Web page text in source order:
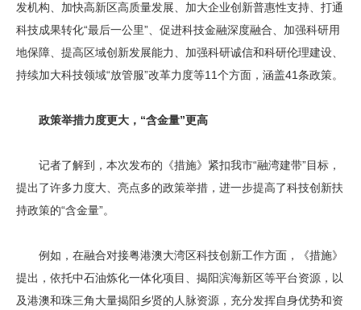
发机构、加快高新区高质量发展、加大企业创新普惠性支持、打通
科技成果转化“最后一公里”、促进科技金融深度融合、加强科研用
地保障、提高区域创新发展能力、加强科研诚信和科研伦理建设、
持续加大科技领域“放管服”改革力度等11个方面，涵盖41条政策。
政策举措力度更大，“含金量”更高
记者了解到，本次发布的《措施》紧扣我市“融湾建带”目标，
提出了许多力度大、亮点多的政策举措，进一步提高了科技创新扶
持政策的“含金量”。
例如，在融合对接粤港澳大湾区科技创新工作方面，《措施》
提出，依托中石油炼化一体化项目、揭阳滨海新区等平台资源，以
及港澳和珠三角大量揭阳乡贤的人脉资源，充分发挥自身优势和资